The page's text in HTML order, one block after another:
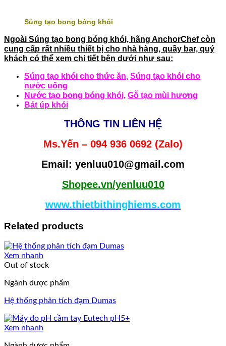
Súng tạo bong bóng khói
Ngoài Súng tạo bong bóng khói, hãng AnchorChef còn
cung cấp rất nhiều thiết bị cho nhà hàng, quầy bar, quý
khách có thể xem chi tiết bên dưới như sau:
Súng tạo khói cho thức ăn, Súng tạo khói cho
nước uống
Nước tạo bong bóng khói, Gỗ tạo mùi hương
Bát úp khói
THÔNG TIN LIÊN HỆ
Ms.Yến – 094 936 0692 (Zalo)
Email: yenluu010@gmail.com
Shopee.vn/yenluu010
www.thietbithinghiems.com
Related products
Xem nhanh
Out of stock
Ngành dược phẩm
Hệ thống phân tích đạm Dumas
Xem nhanh